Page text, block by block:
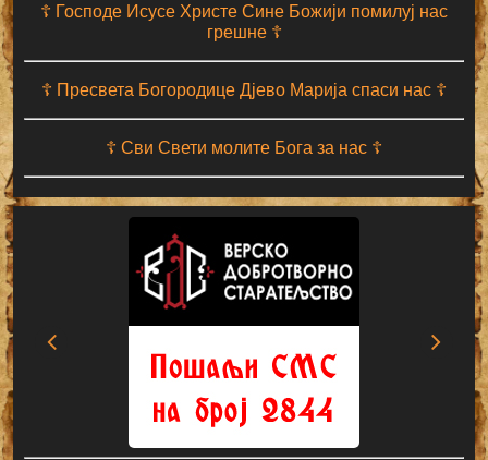
☦ Господе Исусе Христе Сине Божији помилуј нас
грешне ☦
☦ Пресвета Богородице Дјево Марија спаси нас ☦
☦ Сви Свети молите Бога за нас ☦